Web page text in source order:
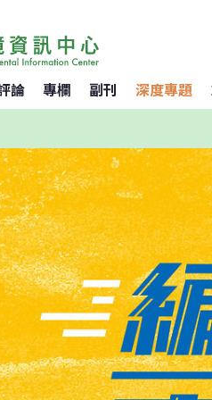
論 專欄 副刊 深度專題